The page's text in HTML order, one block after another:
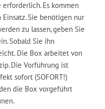
Es kommen
Sie benötigen nur
zu lassen, geben Sie
Sobald Sie ihn
Die Box arbeitet von
Die Vorführung ist
sofort (SOFORT!)
die Box vorgeführt